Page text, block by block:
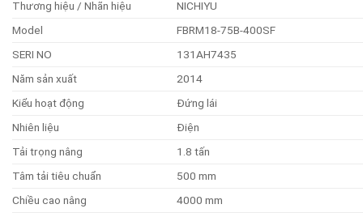
Thương hiệu / Nhãn hiệu
NICHIYU
Model
FBRM18-75B-400SF
SERI NO
131AH7435
Năm sản xuất
2014
Kiểu hoạt động
Đứng lái
Nhiên liệu
Điện
Tải trọng nâng
1.8 tấn
Tâm tải tiêu chuẩn
500 mm
Chiều cao nâng
4000 mm